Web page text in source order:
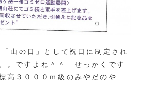
山の日」として祝日に制定され
。ですよね＾＾；せっかくです
高３０００ｍ級のみやだのや